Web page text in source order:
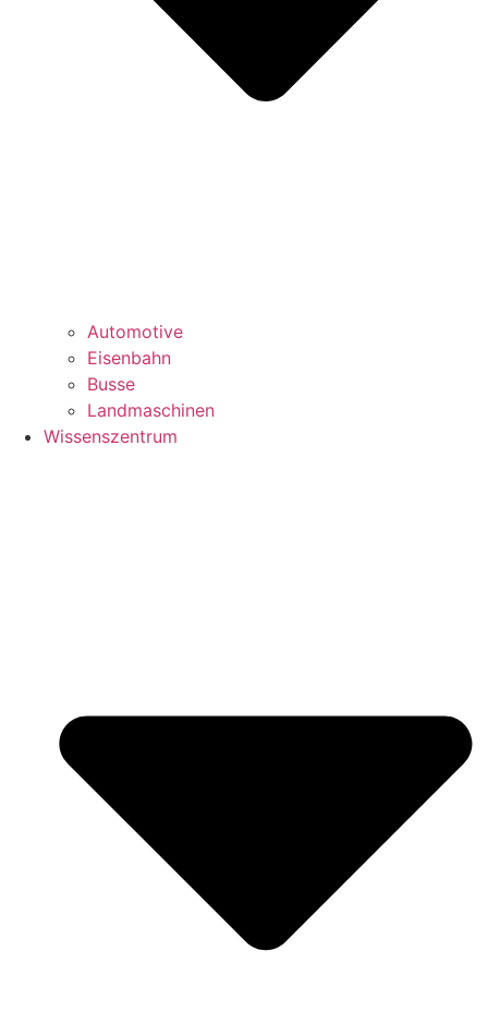
Automotive
Eisenbahn
Busse
Landmaschinen
Wissenszentrum